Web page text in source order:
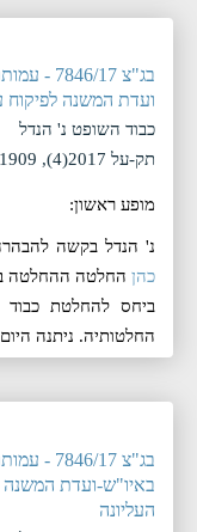
בג"צ
ועדת המשנה לפיקוח
כבוד השופט נ' הנדל
תק-על 2017(4), 1909
מופע ראשון:
נ' הנדל בקשה
כהן החלטה ההחלטה
ביחס להחלטת כבוד
החלטותיה. ניתנה היום,
בג"צ
באיו"ש-ועדת המשנה
העליונה